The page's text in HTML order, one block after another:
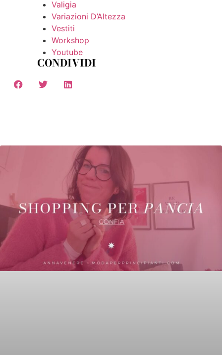
Valigia
Variazioni D’Altezza
Vestiti
Workshop
Youtube
CONDIVIDI